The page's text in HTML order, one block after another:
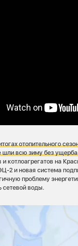
отопительного
шли всю зиму без
и котлоагрегатов на
2 и новая система
проблему
сетевой воды.